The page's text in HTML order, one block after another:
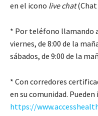
en el icono live chat(Chat
* Por teléfono llamando
viernes, de 8:00 de la
sábados, de 9:00 de la
* Con corredores
en su comunidad.
https://